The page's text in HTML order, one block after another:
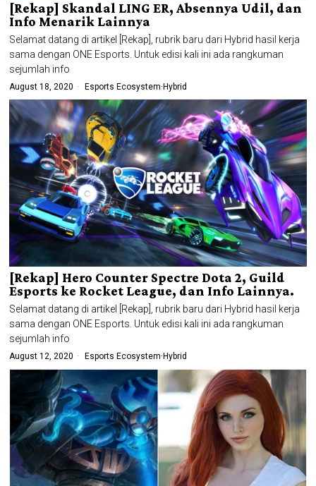
[Rekap] Skandal LING ER, Absennya Udil, dan
Info Menarik Lainnya
Selamat datang di artikel [Rekap], rubrik baru dari Hybrid hasil kerja
sama dengan ONE Esports. Untuk edisi kali ini ada rangkuman
sejumlah info
August 18, 2020 Esports Ecosystem· Hybrid
[Rekap] Hero Counter Spectre Dota 2, Guild
Esports ke Rocket League, dan Info Lainnya.
Selamat datang di artikel [Rekap], rubrik baru dari Hybrid hasil kerja
sama dengan ONE Esports. Untuk edisi kali ini ada rangkuman
sejumlah info
August 12, 2020 Esports Ecosystem· Hybrid